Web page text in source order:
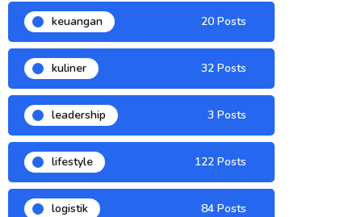
keuangan 20 Posts
kuliner 32 Posts
leadership 3 Posts
lifestyle 122 Posts
logistik 84 Posts